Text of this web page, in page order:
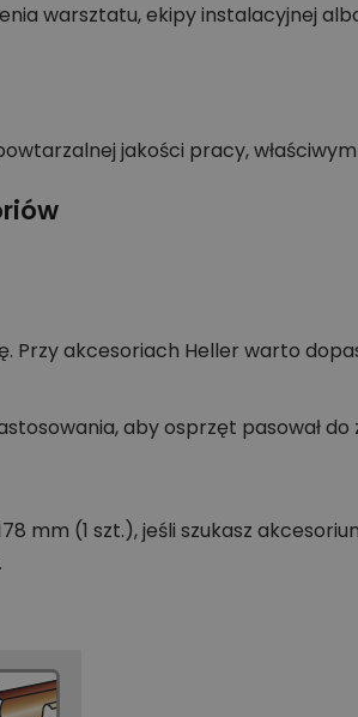
warsztatu, ekipy instalacyjnej
jakości pracy,
akcesoriach Heller warto
aby osprzęt pasował
mm (1 szt.), jeśli szukasz